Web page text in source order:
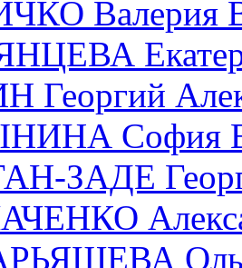
Валерия
Георгий
София
ЗАДЕ